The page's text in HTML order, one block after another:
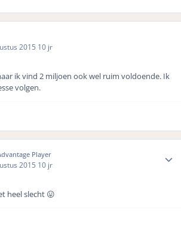
2015 10 jr
ik vind 2 miljoen ook wel ruim voldoende. Ik
volgen.
Player
2015 10 jr
heel slecht 😛